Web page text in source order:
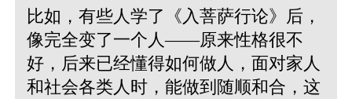
比如，有些人学了《入菩萨行论》后，
像完全变了一个人——原来性格很不
好，后来已经懂得如何做人，面对家人
和社会各类人时，能做到随顺和合，这